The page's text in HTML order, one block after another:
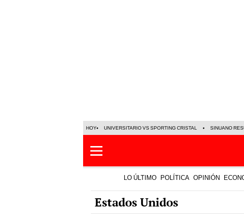
HOY UNIVERSITARIO VS SPORTING CRISTAL SINUANO
LO ÚLTIMO POLÍTICA OPINIÓN
Estados Unidos